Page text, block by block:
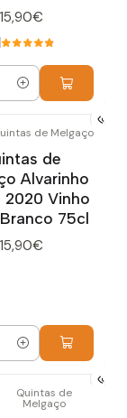
15,90€
de Melgaço
de
Alvarinho
2020 Vinho
75cl
15,90€
Quintas de
Melgaço